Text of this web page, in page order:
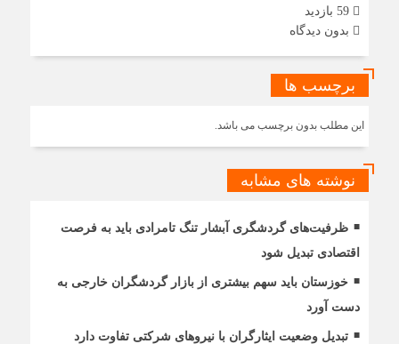
بدون دیدگاه
برچسب ها
این مطلب بدون برچسب می باشد.
نوشته های مشابه
ظرفیت‌های گردشگری آبشار تنگ تامرادی باید به فرصت
اقتصادی تبدیل شود
خوزستان باید سهم بیشتری از بازار گردشگران خارجی به
دست آورد
تبدیل وضعیت ایثارگران با نیروهای شرکتی تفاوت دارد